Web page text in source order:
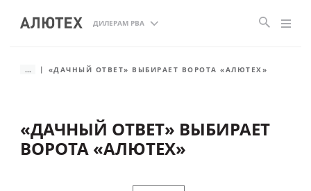
ДИЛЕРАМ РВА
... «ДАЧНЫЙ ОТВЕТ» ВЫБИРАЕТ ВОРОТА «АЛЮТЕХ»
«ДАЧНЫЙ ОТВЕТ» ВЫБИРАЕТ
ВОРОТА «АЛЮТЕХ»